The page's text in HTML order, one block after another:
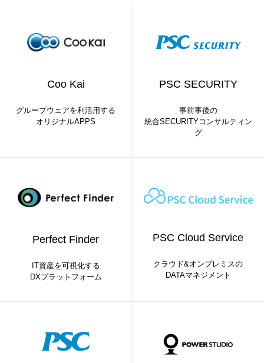
Coo Kai
グループウェアを利活用する
オリジナルAPPS
PSC SECURITY
事前事後の
統合SECURITYコンサルティン
グ
Perfect Finder
IT資産を可視化する
DXプラットフォーム
PSC Cloud Service
クラウド&オンプレミスの
DATAマネジメント